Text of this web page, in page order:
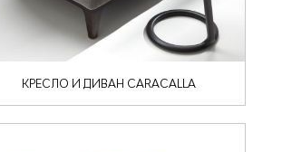
КРЕСЛО И ДИВАН CARACALLA